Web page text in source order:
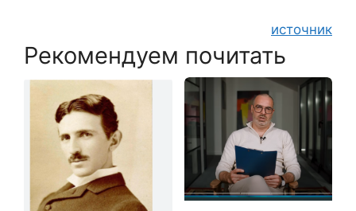
источник
Рекомендуем почитать